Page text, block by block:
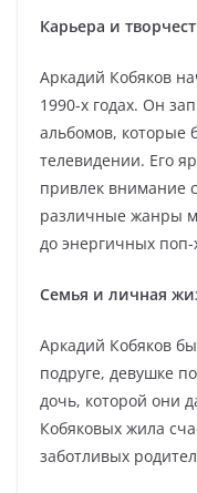
Карьера и
Аркадий Кобяков
1990-х годах. Он
альбомов, которые
телевидении. Его
привлек внимание
различные жанры
до энергичных поп-
Семья и личная
Аркадий Кобяков
подруге, девушке
дочь, которой они
Кобяковых жила
заботливых